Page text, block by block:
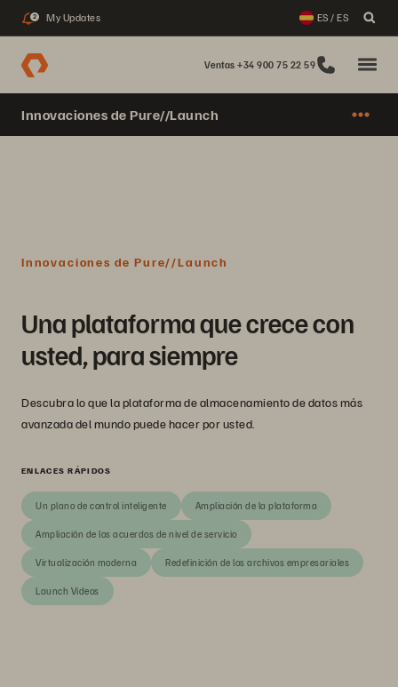
2 My Updates ES / ES
Ventas +34 900 75 22 59
Innovaciones de Pure//Launch
Innovaciones de Pure//Launch
Una plataforma que crece con
usted, para siempre
Descubra lo que la plataforma de almacenamiento de datos más
avanzada del mundo puede hacer por usted.
ENLACES RÁPIDOS
Un plano de control inteligente Ampliación de la plataforma
Ampliación de los acuerdos de nivel de servicio
Virtualización moderna Redefinición de los archivos empresariales
Launch Videos